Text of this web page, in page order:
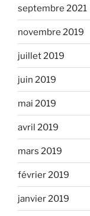
septembre 2021
novembre 2019
juillet 2019
juin 2019
mai 2019
avril 2019
mars 2019
février 2019
janvier 2019